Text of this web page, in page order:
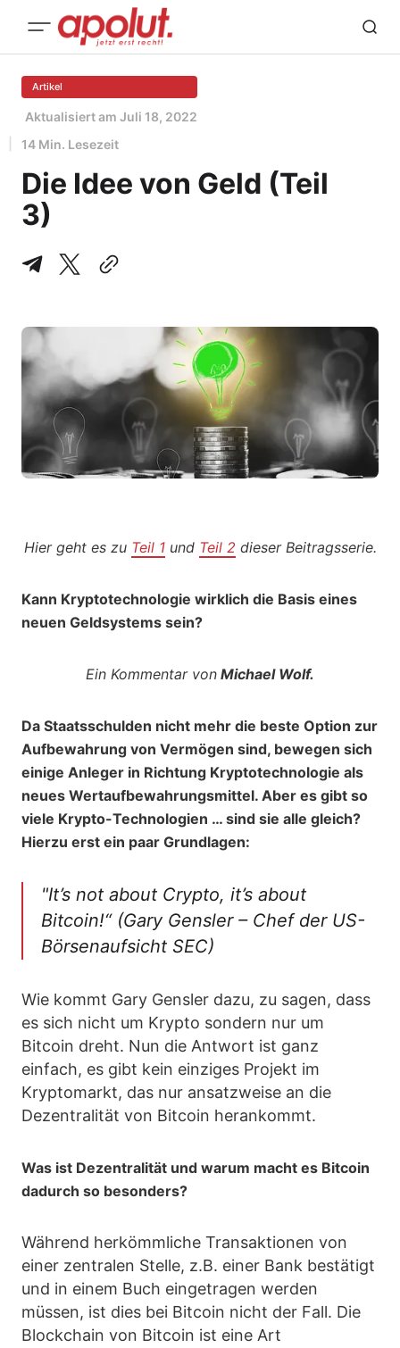
Artikel
Aktualisiert am Juli 18, 2022
14 Min. Lesezeit
Die Idee von Geld (Teil
3)
Hier geht es zu Teil 1und Teil 2 dieser Beitragsserie.
Kann Kryptotechnologie wirklich die Basis eines
neuen Geldsystems sein?
Ein Kommentar von Michael Wolf.
Da Staatsschulden nicht mehr die beste Option zur
Aufbewahrung von Vermögen sind, bewegen sich
einige Anleger in Richtung Kryptotechnologie als
neues Wertaufbewahrungsmittel. Aber es gibt so
viele Krypto-Technologien … sind sie alle gleich?
Hierzu erst ein paar Grundlagen:
"It’s not about Crypto, it’s about
Bitcoin!“(Gary Gensler – Chef der US-
Börsenaufsicht SEC)
Wie kommt Gary Gensler dazu, zu sagen, dass
es sich nicht um Krypto sondern nur um
Bitcoin dreht. Nun die Antwort ist ganz
einfach, es gibt kein einziges Projekt im
Kryptomarkt, das nur ansatzweise an die
Dezentralität von Bitcoin herankommt.
Was ist Dezentralität und warum macht es Bitcoin
dadurch so besonders?
Während herkömmliche Transaktionen von
einer zentralen Stelle, z.B. einer Bank bestätigt
und in einem Buch eingetragen werden
müssen, ist dies bei Bitcoin nicht der Fall. Die
Blockchain von Bitcoin ist eine Art